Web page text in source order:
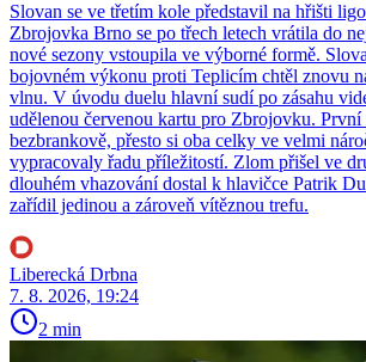
Slovan se ve třetím kole představil na hřišti
Zbrojovka Brno se po třech letech vrátila do
nové sezony vstoupila ve výborné formě.
bojovném výkonu proti Teplicím chtěl znovu
vlnu. V úvodu duelu hlavní sudí po zásahu
udělenou červenou kartu pro Zbrojovku. První
bezbrankově, přesto si oba celky ve velmi
vypracovaly řadu příležitostí. Zlom přišel ve
dlouhém vhazování dostal k hlavičce Patrik
zařídil jedinou a zároveň vítěznou trefu.
Liberecká Drbna
7. 8. 2026, 19:24
2 min